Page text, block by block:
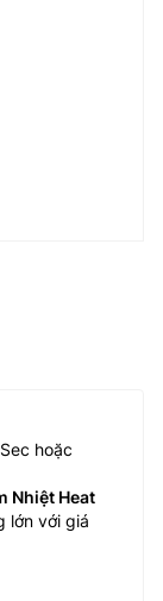
hoặc
Nhiệt Heat
lớn với giá